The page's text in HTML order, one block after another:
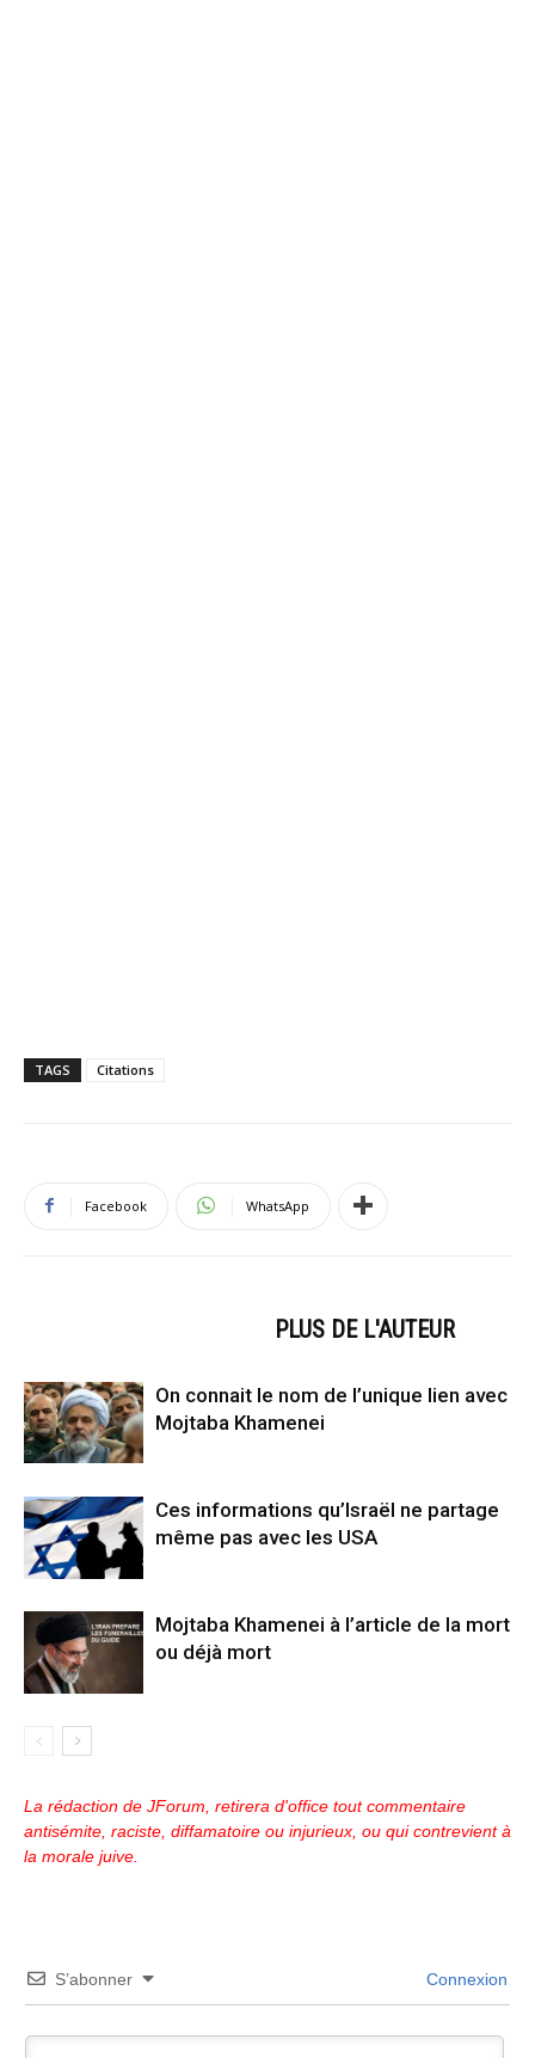
TAGS Citations
Facebook WhatsApp
PLUS DE L'AUTEUR
On connait le nom de l’unique lien avec
Mojtaba Khamenei
Ces informations qu’Israël ne partage
même pas avec les USA
Mojtaba Khamenei à l’article de la mort
ou déjà mort
La rédaction de JForum, retirera d'office tout commentaire
antisémite, raciste, diffamatoire ou injurieux, ou qui contrevient à
la morale juive.
S’abonner Connexion